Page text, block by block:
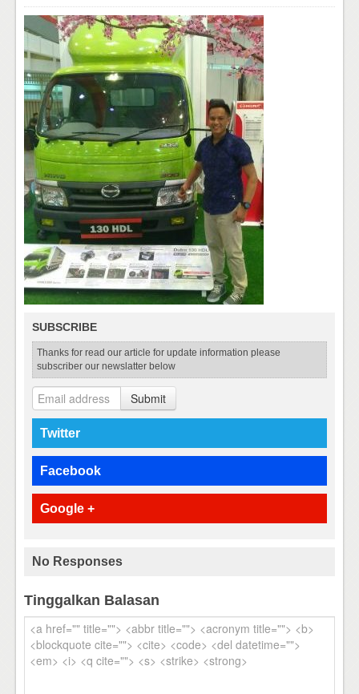
SUBSCRIBE
Thanks for read our article for update information please
subscriber our newslatter below
Submit
Twitter
Facebook
Google +
No Responses
Tinggalkan Balasan